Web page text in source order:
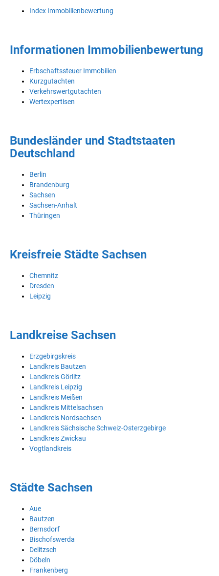
Index Immobilienbewertung
Informationen Immobilienbewertung
Erbschaftssteuer Immobilien
Kurzgutachten
Verkehrswertgutachten
Wertexpertisen
Bundesländer und Stadtstaaten
Deutschland
Berlin
Brandenburg
Sachsen
Sachsen-Anhalt
Thüringen
Kreisfreie Städte Sachsen
Chemnitz
Dresden
Leipzig
Landkreise Sachsen
Erzgebirgskreis
Landkreis Bautzen
Landkreis Görlitz
Landkreis Leipzig
Landkreis Meißen
Landkreis Mittelsachsen
Landkreis Nordsachsen
Landkreis Sächsische Schweiz-Osterzgebirge
Landkreis Zwickau
Vogtlandkreis
Städte Sachsen
Aue
Bautzen
Bernsdorf
Bischofswerda
Delitzsch
Döbeln
Frankenberg